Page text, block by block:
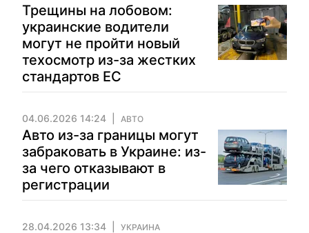
Трещины на лобовом:
украинские водители
могут не пройти новый
техосмотр из-за жестких
стандартов ЕС
04.06.2026 14:24 АВТО
Авто из-за границы могут
забраковать в Украине: из-
за чего отказывают в
регистрации
28.04.2026 13:34 УКРАИНА